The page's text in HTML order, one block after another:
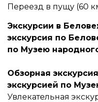
Переезд в пущу (60
Экскурсии в
экскурсия по
по Музею
Обзорная
экскурсией по
Увлекательная